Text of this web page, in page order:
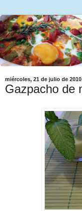
miércoles, 21 de julio de 2010
Gazpacho de